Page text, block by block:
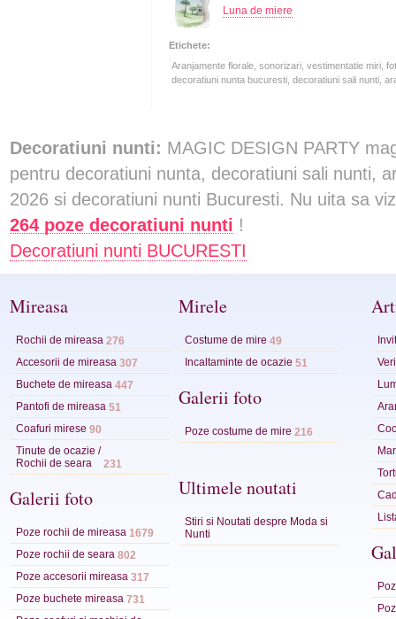
Luna de miere
Etichete:
Aranjamente florale, sonorizari, vestimentatie miri,
decoratiuni nunta bucuresti, decoratiuni sali nunti,
Decoratiuni nunti: MAGIC DESIGN PARTY
pentru decoratiuni nunta, decoratiuni sali nunti,
2026 si decoratiuni nunti Bucuresti. Nu uita sa
264 poze decoratiuni nunti !
Decoratiuni nunti BUCURESTI
Mireasa
Rochii de mireasa 276
Accesorii de mireasa 307
Buchete de mireasa 447
Pantofi de mireasa 51
Coafuri mirese 90
Tinute de ocazie /
Rochii de seara
231
Galerii foto
Poze rochii de mireasa 1679
Poze rochii de seara 802
Poze accesorii mireasa 317
Poze buchete mireasa 731
Mirele
Costume de mire 49
Incaltaminte de ocazie 51
Galerii foto
Poze costume de mire 216
Ultimele noutati
Stiri si Noutati despre Moda si
Nunti